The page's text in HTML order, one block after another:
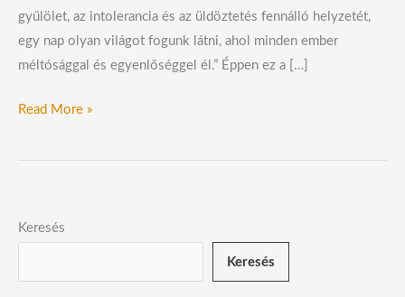
gyűlölet, az intolerancia és az üldöztetés fennálló helyzetét,
egy nap olyan világot fogunk látni, ahol minden ember
méltósággal és egyenlőséggel él.” Éppen ez a […]
Read More »
Keresés
Keresés